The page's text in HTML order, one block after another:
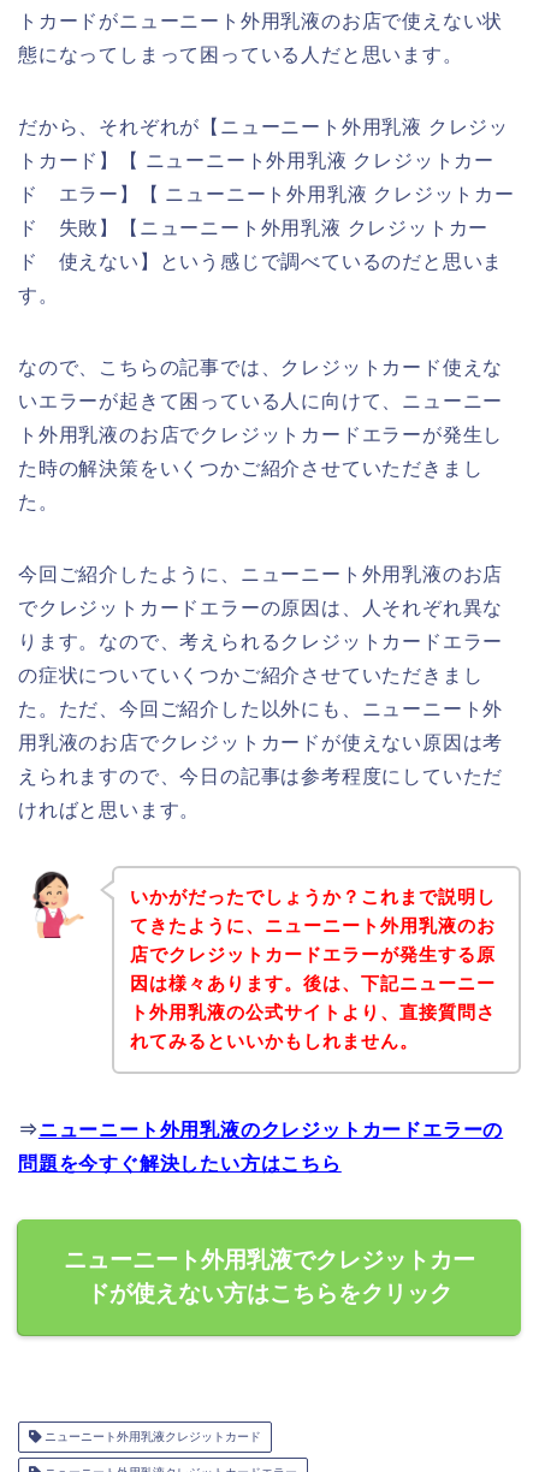
トカードがニューニート外用乳液のお店で使えない状
態になってしまって困っている人だと思います。
だから、それぞれが【ニューニート外用乳液 クレジッ
トカード】【 ニューニート外用乳液 クレジットカー
ド エラー】【 ニューニート外用乳液 クレジットカー
ド 失敗】【ニューニート外用乳液 クレジットカー
ド 使えない】という感じで調べているのだと思いま
す。
なので、こちらの記事では、クレジットカード使えな
いエラーが起きて困っている人に向けて、ニューニー
ト外用乳液のお店でクレジットカードエラーが発生し
た時の解決策をいくつかご紹介させていただきまし
た。
今回ご紹介したように、ニューニート外用乳液のお店
でクレジットカードエラーの原因は、人それぞれ異な
ります。なので、考えられるクレジットカードエラー
の症状についていくつかご紹介させていただきまし
た。ただ、今回ご紹介した以外にも、ニューニート外
用乳液のお店でクレジットカードが使えない原因は考
えられますので、今日の記事は参考程度にしていただ
ければと思います。
いかがだったでしょうか？これまで説明し
てきたように、ニューニート外用乳液のお
店でクレジットカードエラーが発生する原
因は様々あります。後は、下記ニューニー
ト外用乳液の公式サイトより、直接質問さ
れてみるといいかもしれません。
⇒ニューニート外用乳液のクレジットカードエラーの
問題を今すぐ解決したい方はこちら
ニューニート外用乳液でクレジットカー
ドが使えない方はこちらをクリック
ニューニート外用乳液クレジットカード